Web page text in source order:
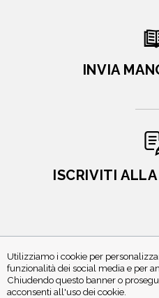
Utilizziamo i cookie per
funzionalità dei social media e per
Chiudendo questo banner o
acconsenti all'uso dei cookie.
INVIA
ISCRIVITI